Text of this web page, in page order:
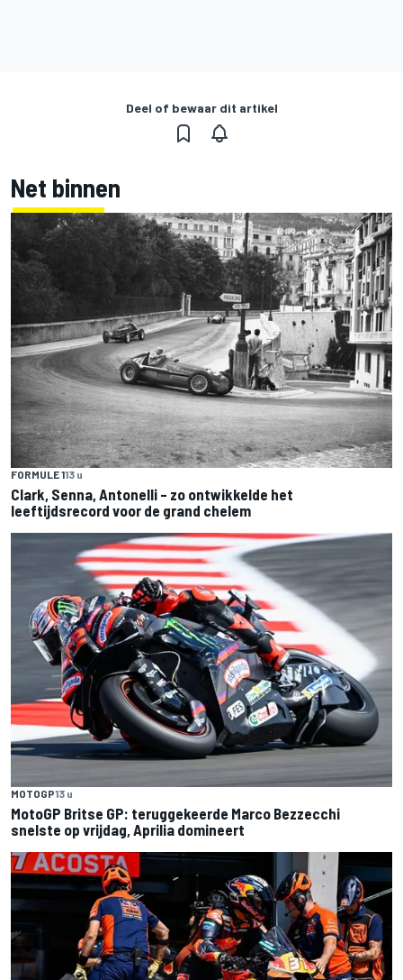
Deel of bewaar dit artikel
Net binnen
FORMULE 113 u
Clark, Senna, Antonelli – zo ontwikkelde het
leeftijdsrecord voor de grand chelem
MOTOGP13 u
MotoGP Britse GP: teruggekeerde Marco Bezzecchi
snelste op vrijdag, Aprilia domineert